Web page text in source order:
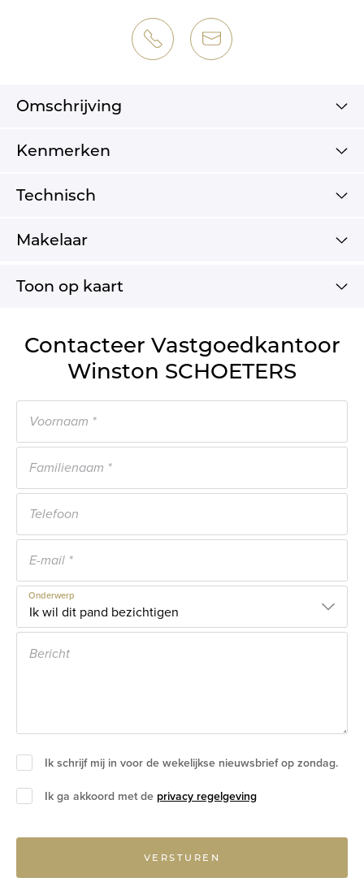
Omschrijving
Kenmerken
Technisch
Makelaar
Toon op kaart
Contacteer Vastgoedkantoor
Winston SCHOETERS
Onderwerp
Ik schrijf mij in voor de wekelijkse nieuwsbrief op zondag.
Ik ga akkoord met de privacy regelgeving
VERSTUREN